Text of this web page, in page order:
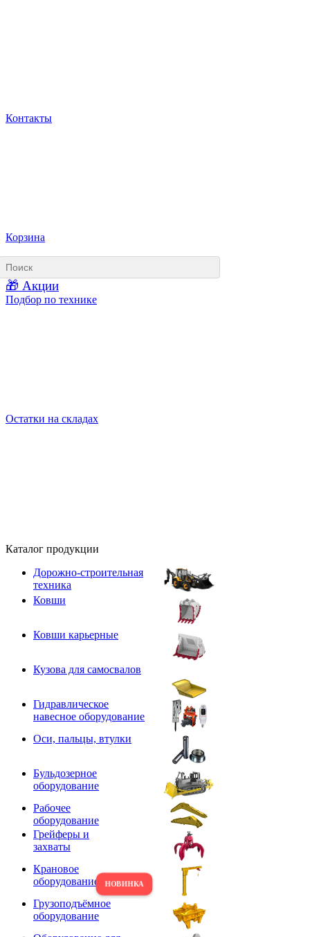
Контакты
Корзина
🎁 Акции
Подбор по технике
Остатки на складах
Каталог продукции
Дорожно-строительная
техника
Ковши
Ковши карьерные
Кузова для самосвалов
Гидравлическое
навесное оборудование
Оси, пальцы, втулки
Бульдозерное
оборудование
Рабочее
оборудование
Грейферы и
захваты
Крановое
оборудование
Грузоподъёмное
оборудование